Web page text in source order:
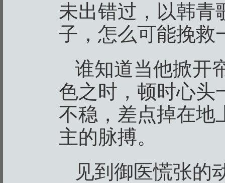
未出错过，以韩青
子，怎么可能挽救
谁知道当他掀开
色之时，顿时心头
不稳，差点掉在地
主的脉搏。
见到御医慌张的